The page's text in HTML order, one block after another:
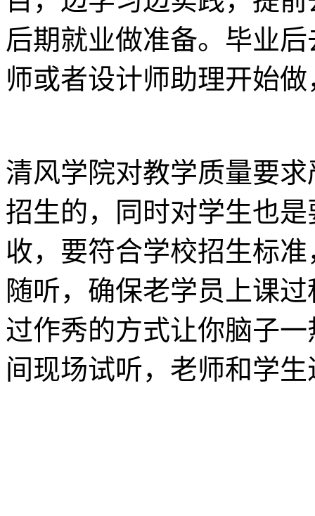
后期就业做准备。毕业
师或者设计师助理开始
清风学院对教学质量要
招生的，同时对学生也
收，要符合学校招生标
随听，确保老学员上课
过作秀的方式让你脑子
间现场试听，老师和学